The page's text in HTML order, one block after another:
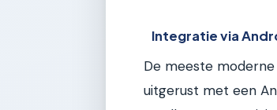
Integratie via
De meeste
uitgerust met een